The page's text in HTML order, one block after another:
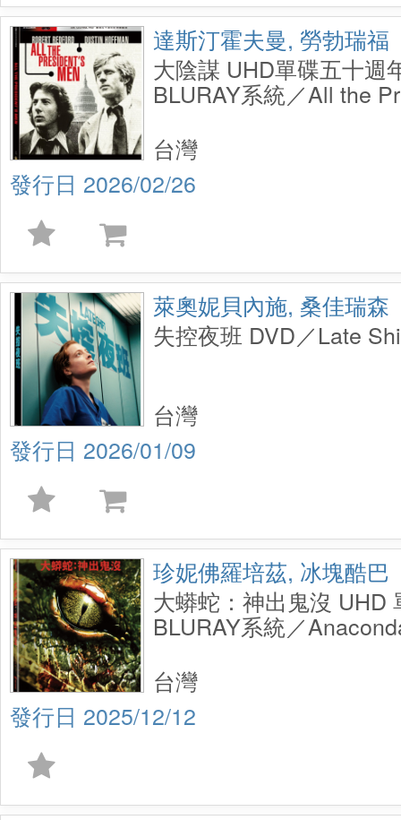
達斯汀霍夫曼, 勞勃瑞福
大陰謀 UHD單碟五十週
BLURAY系統／All the
2026/02/26
台灣
萊奧妮貝內施, 桑佳瑞森
失控夜班 DVD／Late
2026/01/09
台灣
珍妮佛羅培茲, 冰塊酷巴
大蟒蛇：神出鬼沒 UHD
BLURAY系統／
2025/12/12
台灣